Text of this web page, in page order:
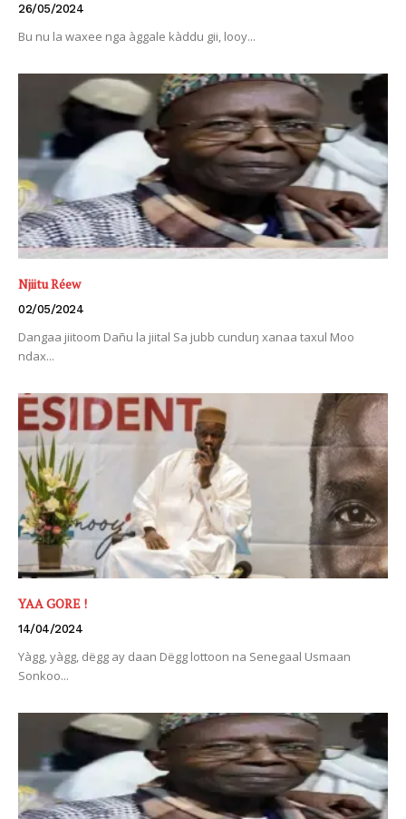
26/05/2024
Bu nu la waxee nga àggale kàddu gii, looy...
Njiitu Réew
02/05/2024
Dangaa jiitoom Dañu la jiital Sa jubb cunduŋ xanaa taxul Moo
ndax...
YAA GORE !
14/04/2024
Yàgg, yàgg, dëgg ay daan Dëgg lottoon na Senegaal Usmaan
Sonkoo...